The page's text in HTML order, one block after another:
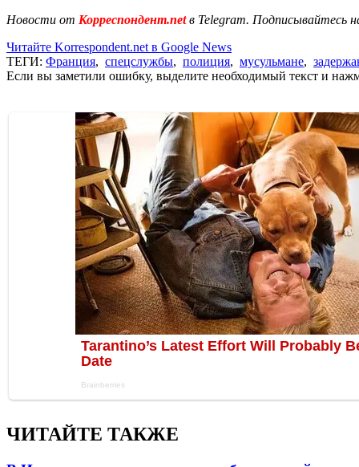
Новости от Корреспондент.netв Telegram. Подписывайтесь
Читайте Korrespondent.net в Google News
ТЕГИ: Франция, спецслужбы, полиция, мусульмане,
Если вы заметили ошибку, выделите необходимый текст и
ЧИТАЙТЕ ТАКЖЕ